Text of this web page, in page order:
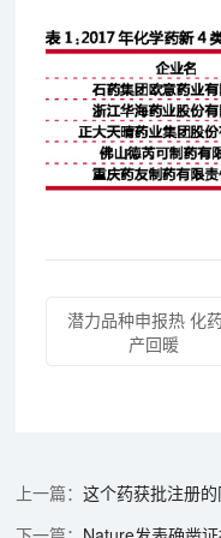
潜力品种申报热 化
产回暖
这个药获批注册